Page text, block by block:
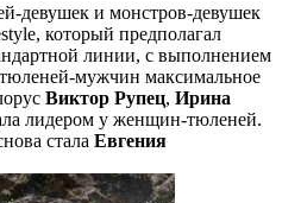
девушек и монстров-девушек
который предполагал
линии, с выполнением
мужчин максимальное
Виктор Рупец, Ирина
лидером у женщин-тюленей.
стала Евгения